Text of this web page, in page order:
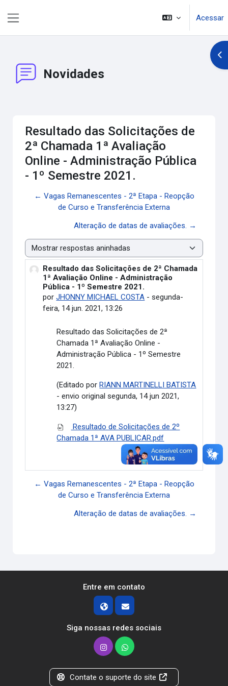
Acessar
Novidades
Resultado das Solicitações de
2ª Chamada 1ª Avaliação
Online - Administração Pública
- 1º Semestre 2021.
← Vagas Remanescentes - 2ª Etapa - Reopção
de Curso e Transferência Externa
Alteração de datas de avaliações. →
Modo de visualização
Resultado das Solicitações de 2ª Chamada
1ª Avaliação Online - Administração
Pública - 1º Semestre 2021.
porJHONNY MICHAEL COSTA -segunda-
feira, 14 jun. 2021, 13:26
Número de respostas: 0
Resultado das Solicitações de 2ª
Chamada 1ª Avaliação Online -
Administração Pública - 1º Semestre
2021.
(Editado porRIANN MARTINELLI BATISTA
- envio original segunda, 14 jun 2021,
13:27)
Resultado de Solicitações de 2º
Chamada 1ª AVA PUBLICAR.pdf
Link direto
← Vagas Remanescentes - 2ª Etapa - Reopção
de Curso e Transferência Externa
Alteração de datas de avaliações. →
Entre em contato
Siga nossas redes sociais
Contate o suporte do site